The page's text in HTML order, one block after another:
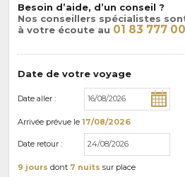
Besoin d’aide, d’un conseil ?
Nos conseillers spécialistes
à votre écoute au 01 83 777
Date de votre voyage
Date aller :
Arrivée prévue le 17/08/2026
Date retour :
9 jours dont 7 nuits sur place